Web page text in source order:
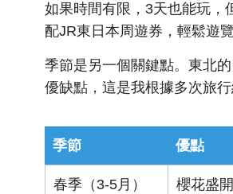
如果時間有限，3天也能玩，
配JR東日本周遊券，輕鬆遊
季節是另一個關鍵點。東北
優缺點，這是我根據多次旅
季節 優點
春季（3-5月） 櫻花盛